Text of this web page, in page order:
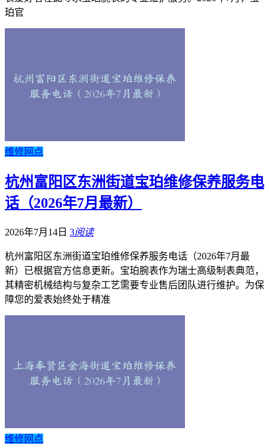
珀官
维修网点
杭州富阳区东洲街道宝珀维修保养服务电
话（2026年7月最新）
2026年7月14日 3阅读
杭州富阳区东洲街道宝珀维修保养服务电话（2026年7月最
新）已根据官方信息更新。宝珀腕表作为瑞士高级制表典范，
其精密机械结构与复杂工艺需要专业售后团队进行维护。为保
障您的爱表始终处于精准
维修网点